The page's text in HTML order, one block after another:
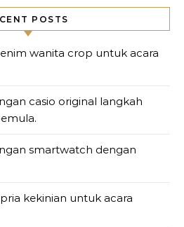
POSTS
wanita crop untuk acara
casio original langkah
smartwatch dengan
kekinian untuk acara